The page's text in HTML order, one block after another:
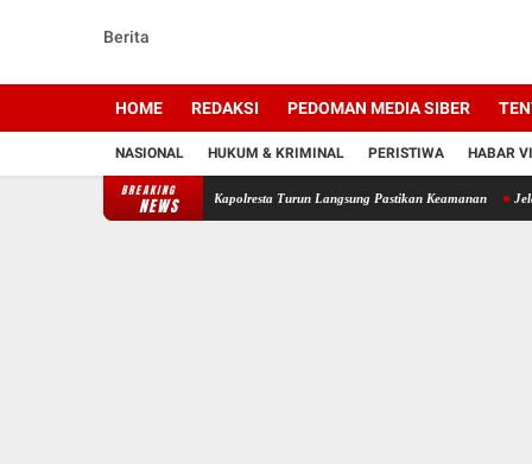
Berita
HOME REDAKSI PEDOMAN MEDIA SIBER
NASIONAL HUKUM & KRIMINAL PERISTIWA HABAR
BREAKING
NEWS
Kunjungi Banjarmasin, Kapolresta Turun Langsung Pastikan Keamanan Jelajah Alam